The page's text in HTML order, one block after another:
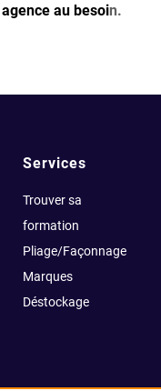
au besoin.
Services
Trouver sa
formation
Pliage/Façonnage
Marques
Déstockage